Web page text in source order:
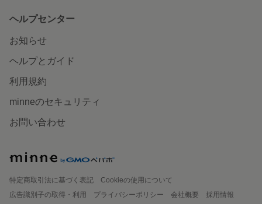
ヘルプセンター
お知らせ
ヘルプとガイド
利用規約
minneのセキュリティ
お問い合わせ
特定商取引法に基づく表記
Cookieの使用について
広告識別子の取得・利用
プライバシーポリシー 会社概要
採用情報